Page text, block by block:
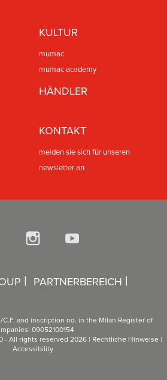
KULTUR
mumac
mumac academy
HÄNDLER
KONTAKT
melden sie sich für unseren
newsletter an
| PARTNERBEREICH |
C.F. and inscription no. in the Milan Register of
09052100154
- All rights reserved 2026 | Rechtliche Hinweise |
Accessibility